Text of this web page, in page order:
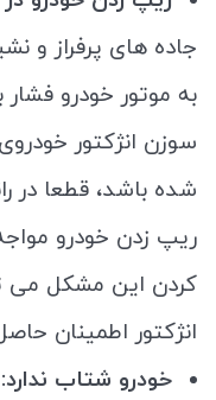
جاده های پرفراز و
به موتور خودرو
سوزن انژکتور
شده باشد، قطعا در
ریپ زدن خودرو
کردن این مشکل می
انژکتور اطمینان
خودرو شتاب ندارد: